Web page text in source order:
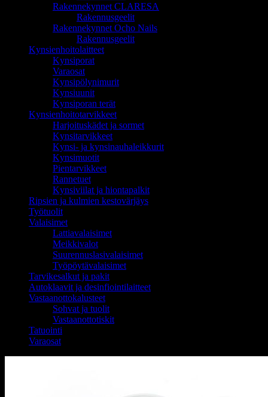
Rakennekynnet CLARESA
Rakennusgeelit
Rakennekynnet Ocho Nails
Rakennusgeelit
Kynsienhoitolaitteet
Kynsiporat
Varaosat
Kynsipölynimurit
Kynsiuunit
Kynsiporan terät
Kynsienhoitotarvikkeet
Harjoituskädet ja sormet
Kynsitarvikkeet
Kynsi- ja kynsinauhaleikkurit
Kynsimuotit
Pientarvikkeet
Rannetuet
Kynsiviilat ja hiontapalkit
Ripsien ja kulmien kestovärjäys
Työtuolit
Valaisimet
Lattiavalaisimet
Meikkivalot
Suurennuslasivalaisimet
Työpöytävalaisimet
Tarvikesalkut ja pakit
Autoklaavit ja desinfiointilaitteet
Vastaanottokalusteet
Sohvat ja tuolit
Vastaanottotiskit
Tatuointi
Varaosat